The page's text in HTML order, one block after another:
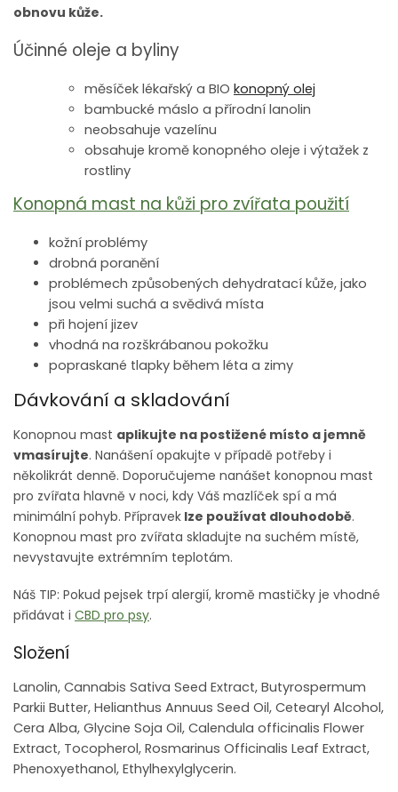
obnovu kůže.
Účinné oleje a byliny
měsíček lékařský a BIO konopný olej
bambucké máslo a přírodní lanolin
neobsahuje vazelínu
obsahuje kromě konopného oleje i výtažek z
rostliny
Konopná mast na kůži pro zvířata použití
kožní problémy
drobná poranění
problémech způsobených dehydratací kůže, jako
jsou velmi suchá a svědivá místa
při hojení jizev
vhodná na rozškrábanou pokožku
popraskané tlapky během léta a zimy
Dávkování a skladování
Konopnou mast aplikujte na postižené místo a jemně
vmasírujte. Nanášení opakujte v případě potřeby i
několikrát denně. Doporučujeme nanášet konopnou mast
pro zvířata hlavně v noci, kdy Váš mazlíček spí a má
minimální pohyb. Přípravek lze používat dlouhodobě.
Konopnou mast pro zvířata skladujte na suchém místě,
nevystavujte extrémním teplotám.
Náš TIP: Pokud pejsek trpí alergií, kromě mastičky je vhodné
přidávat i CBD pro psy.
Složení
Lanolin, Cannabis Sativa Seed Extract, Butyrospermum
Parkii Butter, Helianthus Annuus Seed Oil, Cetearyl Alcohol,
Cera Alba, Glycine Soja Oil, Calendula officinalis Flower
Extract, Tocopherol, Rosmarinus Officinalis Leaf Extract,
Phenoxyethanol, Ethylhexylglycerin.